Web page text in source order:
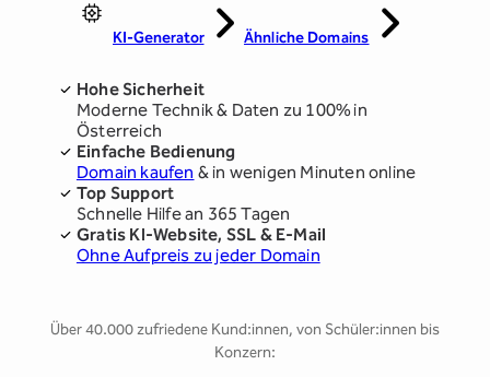
KI-Generator Ähnliche Domains
Hohe Sicherheit
Moderne Technik & Daten zu 100% in
Österreich
Einfache Bedienung
Domain kaufen & in wenigen Minuten online
Top Support
Schnelle Hilfe an 365 Tagen
Gratis KI-Website, SSL & E-Mail
Ohne Aufpreis zu jeder Domain
Über 40.000 zufriedene Kund:innen, von Schüler:innen bis
Konzern: